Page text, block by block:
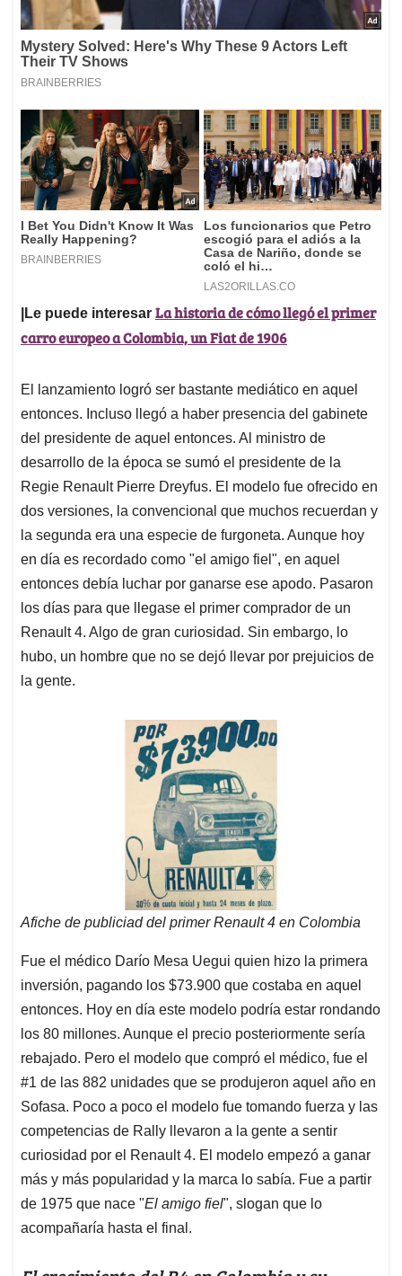
|Le puede interesar La historia de cómo llegó el primer
carro europeo a Colombia, un Fiat de 1906
El lanzamiento logró ser bastante mediático en aquel
entonces. Incluso llegó a haber presencia del gabinete
del presidente de aquel entonces. Al ministro de
desarrollo de la época se sumó el presidente de la
Regie Renault Pierre Dreyfus. El modelo fue ofrecido en
dos versiones, la convencional que muchos recuerdan y
la segunda era una especie de furgoneta. Aunque hoy
en día es recordado como "el amigo fiel", en aquel
entonces debía luchar por ganarse ese apodo. Pasaron
los días para que llegase el primer comprador de un
Renault 4. Algo de gran curiosidad. Sin embargo, lo
hubo, un hombre que no se dejó llevar por prejuicios de
la gente.
Afiche de publiciad del primer Renault 4 en Colombia
Fue el médico Darío Mesa Uegui quien hizo la primera
inversión, pagando los $73.900 que costaba en aquel
entonces. Hoy en día este modelo podría estar rondando
los 80 millones. Aunque el precio posteriormente sería
rebajado. Pero el modelo que compró el médico, fue el
#1 de las 882 unidades que se produjeron aquel año en
Sofasa. Poco a poco el modelo fue tomando fuerza y las
competencias de Rally llevaron a la gente a sentir
curiosidad por el Renault 4. El modelo empezó a ganar
más y más popularidad y la marca lo sabía. Fue a partir
de 1975 que nace "El amigo fiel", slogan que lo
acompañaría hasta el final.